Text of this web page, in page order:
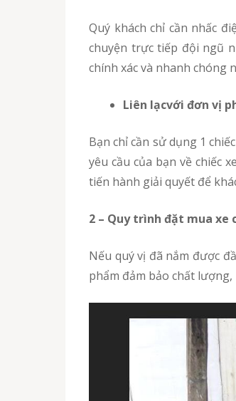
Quý khách chỉ cần nhấc điện thoại lên và liên hệ trực tiếp tới cửa hàng sản xuất xe bánh mì cá chả Bắc Kạn mà bạn đã lựa chọn trước đó. Nói
chuyện trực tiếp đội ngũ
chính xác và nhanh chóng
Liên lạcvới đơn vị
Bạn chỉ cần sử dụng 1 chiếc máy tính, truy cập vào địa chỉ trang web trực tuyến của cửa hàng phân phối sản phẩm. Tiếp đó, nói rõ mong muốn và
yêu cầu của bạn về chiếc
tiến hành giải quyết để
2 – Quy trình đặt mua
Nếu quý vị đã nắm được đầy đủ thông tin về cách đặt mua xe bánh mì chả cá Bắc Kạn dành cho bạn mà chưa tìm được một đơn vị phân phối sản
phẩm đảm bảo chất